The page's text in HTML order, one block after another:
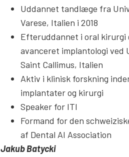
Uddannet tandlæge fra
Varese, Italien i 2018
Efteruddannet i oral kirurgi
avanceret implantologi ved
Saint Callimus, Italien
Aktiv i klinisk forskning
implantater og kirurgi
Speaker for ITI
Formand for den
af Dental AI Association
Jakub Batycki